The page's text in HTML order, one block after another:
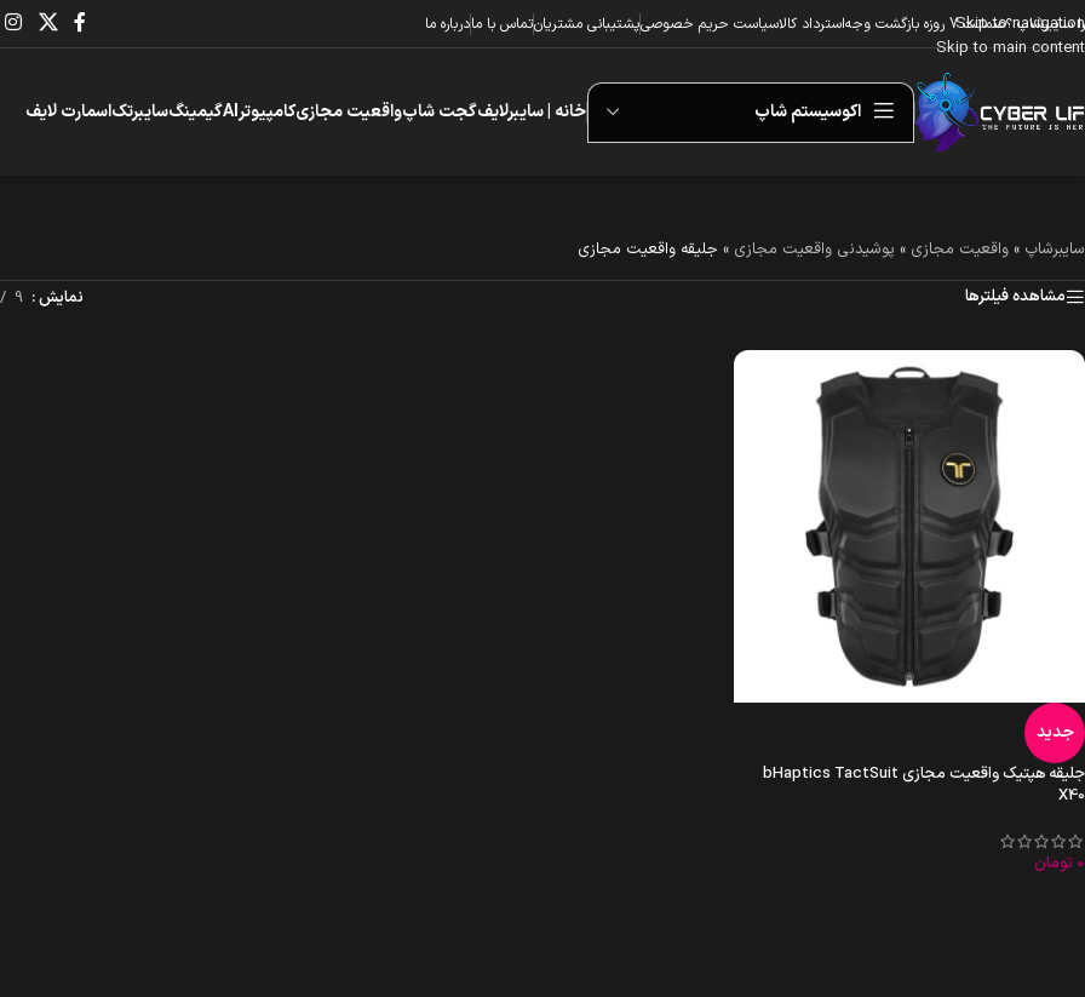
Skip to navigation
Skip to main content
سایبرشاپ ؟ضمانت 7 روزه بازگشت وجه استرداد کالاسیاست حریم خصوصیپشتیبانی مشتریانتماس با مادرباره ما
اکوسیستم شاپ خانه | سایبرلایفگجت شاپواقعیت مجازیکامپیوترAIگیمینگسایبرتکاسمارت لایف
سایبرشاپ » واقعیت مجازی » پوشیدنی واقعیت مجازی » جلیقه واقعیت مجازی
مشاهده فیلترها
نمایش 9
جدید
جلیقه هپتیک واقعیت مجازی bHaptics TactSuit
X40
0 تومان